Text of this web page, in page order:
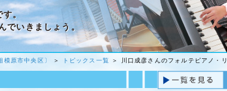
す。
でいきましょう。
模原市中央区〕 ＞ トピックス一覧 ＞ 川口成彦さんのフォルテピアノ・リ